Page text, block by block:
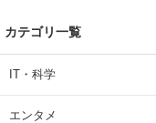
カテゴリ一覧
IT・科学
エンタメ